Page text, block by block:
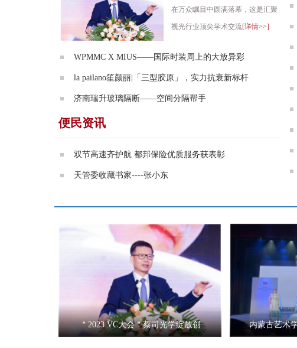
在万众瞩目中圆满落幕，这是汇聚
视光行业顶尖学术交流[详情>>]
WPMMC X MIUS——国际时装周上的大放异彩
la pailano笙颜丽|「三型胶原」，实力抗衰新标杆
济南瑞升玻璃隔断——空间分隔帮手
便民资讯
双节高速齐护航 都邦保险优质服务获表彰
天管委收藏书家----张小东
＂2023 VC大会＂蔡司光学绽放创 内蒙古艺术